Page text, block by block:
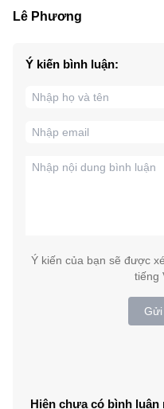
Lê Phương
Ý kiến bình luận:
Ý kiến của bạn sẽ được
tiếng
Hiện chưa có bình